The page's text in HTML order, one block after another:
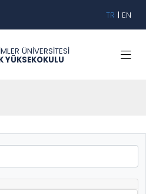
TR | EN
ÜNİVERSİTESİ
YÜKSEKOKULU